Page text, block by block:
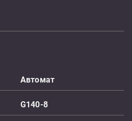
Aвтомат
G140-8